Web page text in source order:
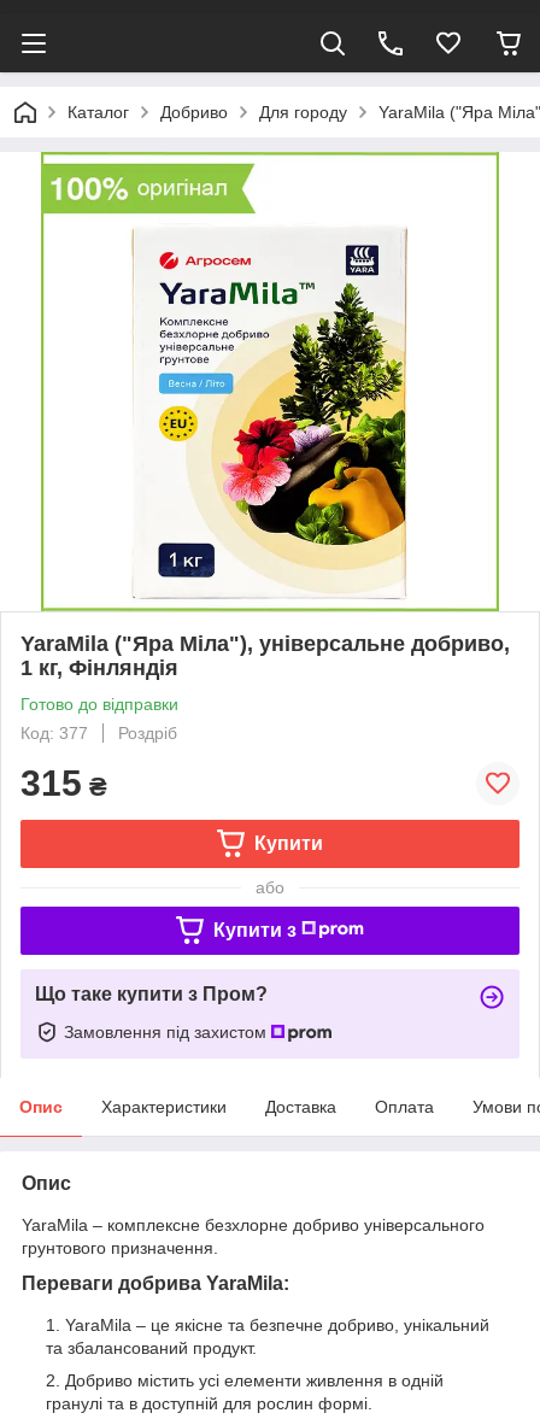
Каталог Добриво Для городу YaraMila ("Яра
YaraMila ("Яра Міла"), універсальне добриво,
1 кг, Фінляндія
Готово до відправки
Код: 377
Роздріб
315 ₴
Купити
або
Купити з
Що таке купити з Пром?
Замовлення під захистом
Опис Характеристики Доставка Оплата Умови
Опис
YaraMila – комплексне безхлорне добриво універсального
грунтового призначення.
Переваги добрива YaraMila:
YaraMila – це якісне та безпечне добриво, унікальний
та збалансований продукт.
Добриво містить усі елементи живлення в одній
гранулі та в доступній для рослин формі.